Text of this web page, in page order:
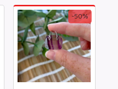
-50%